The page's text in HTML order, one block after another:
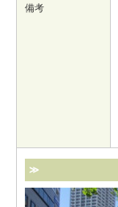
備考
≫